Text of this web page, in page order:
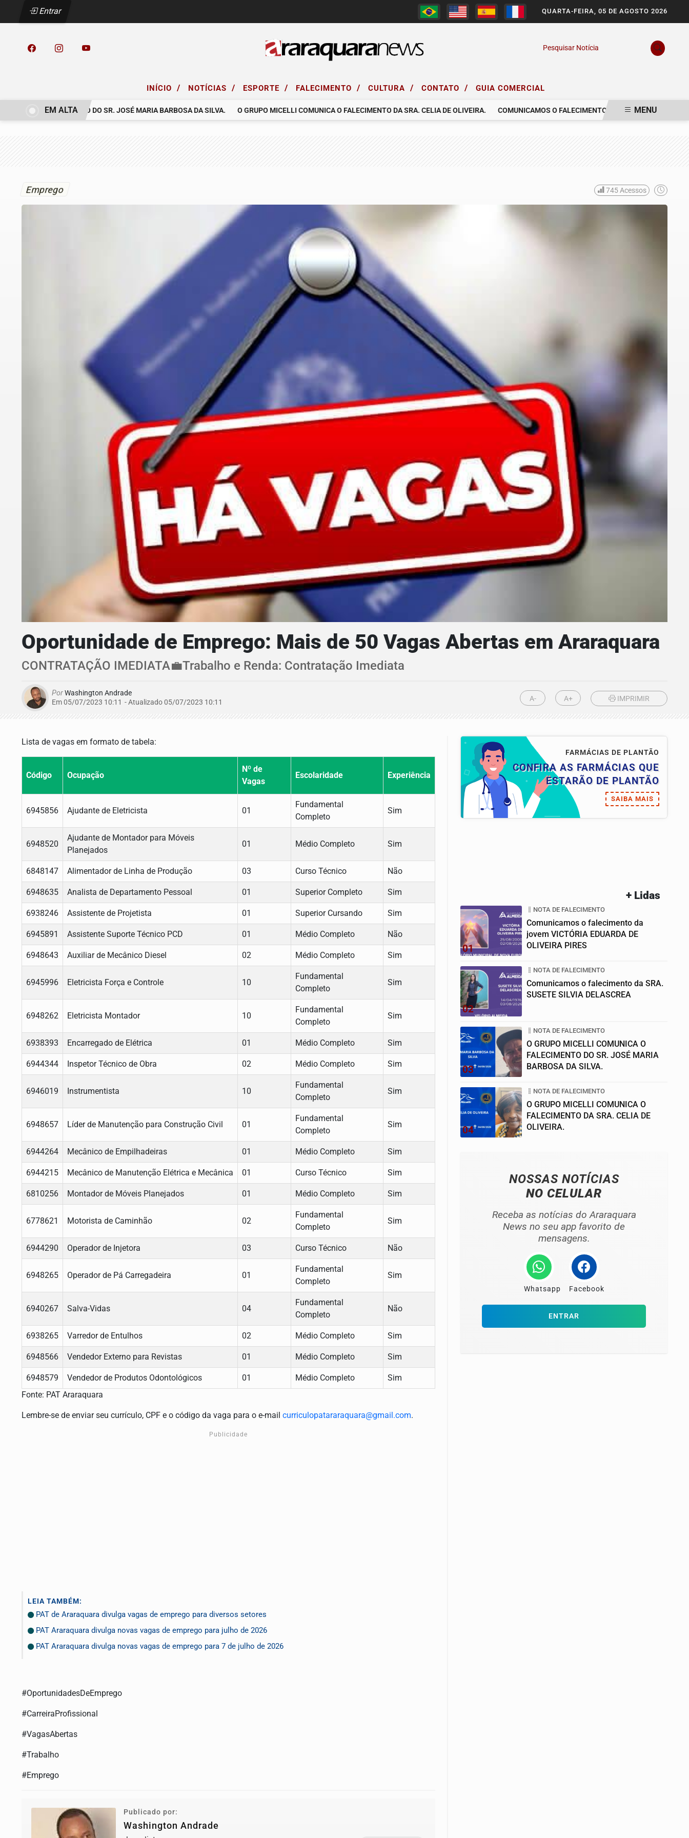
Entrar QUARTA-FEIRA, 05 DE AGOSTO 2026
Pesquisar Notícia
INÍCIO / NOTÍCIAS / ESPORTE / FALECIMENTO / CULTURA / CONTATO / GUIA COMERCIAL
O FALECIMENTO DO SR. JOSÉ MARIA BARBOSA DA SILVA. O GRUPO MICELLI COMUNICA O FALECIMENTO DA SRA. CELIA DE OLIVEIRA. COMUNICAMOS O FALECIMENTO DA SRA. CAROLINA REGINA
EM ALTA MENU
Emprego 745Acessos
Oportunidade de Emprego: Mais de 50 Vagas Abertas em Araraquara
CONTRATAÇÃO IMEDIATA💼Trabalho e Renda: Contratação Imediata
PorWashington Andrade
Em 05/07/2023 10:11 - Atualizado05/07/2023 10:11 A- A+ IMPRIMIR
Lista de vagas em formato de tabela:
Código Ocupação
Nº de
Vagas
Escolaridade Experiência
6945856 Ajudante de Eletricista 01
Fundamental
Completo
Sim
6948520
Ajudante de Montador para Móveis
Planejados
01 Médio Completo Sim
6848147 Alimentador de Linha de Produção 03 Curso Técnico Não
6948635 Analista de Departamento Pessoal 01 Superior Completo Sim
6938246 Assistente de Projetista 01 Superior Cursando Sim
6945891 Assistente Suporte Técnico PCD 01 Médio Completo Não
6948643 Auxiliar de Mecânico Diesel 02 Médio Completo Sim
6945996 Eletricista Força e Controle 10
Fundamental
Completo
Sim
6948262 Eletricista Montador 10
Fundamental
Completo
Sim
6938393 Encarregado de Elétrica 01 Médio Completo Sim
6944344 Inspetor Técnico de Obra 02 Médio Completo Sim
6946019 Instrumentista 10
Fundamental
Completo
Sim
6948657 Líder de Manutenção para Construção Civil 01
Fundamental
Completo
Sim
6944264 Mecânico de Empilhadeiras 01 Médio Completo Sim
6944215 Mecânico de Manutenção Elétrica e Mecânica 01 Curso Técnico Sim
6810256 Montador de Móveis Planejados 01 Médio Completo Sim
6778621 Motorista de Caminhão 02
Fundamental
Completo
Sim
6944290 Operador de Injetora 03 Curso Técnico Não
6948265 Operador de Pá Carregadeira 01
Fundamental
Completo
Sim
6940267 Salva-Vidas 04
Fundamental
Completo
Não
6938265 Varredor de Entulhos 02 Médio Completo Sim
6948566 Vendedor Externo para Revistas 01 Médio Completo Sim
6948579 Vendedor de Produtos Odontológicos 01 Médio Completo
Sim
Fonte: PAT Araraquara
Lembre-se de enviar seu currículo, CPF e o código da vaga para o e-mail curriculopatararaquara@gmail.com.
Publicidade
LEIA TAMBÉM:
PAT de Araraquara divulga vagas de emprego para diversos setores
PAT Araraquara divulga novas vagas de emprego para julho de 2026
PAT Araraquara divulga novas vagas de emprego para 7 de julho de 2026
#OportunidadesDeEmprego
#CarreiraProfissional
#VagasAbertas
#Trabalho
#Emprego
Publicado por:
Washington Andrade
FARMÁCIAS DE PLANTÃO
CONFIRA AS FARMÁCIAS QUE
ESTARÃO DE PLANTÃO
SAIBA MAIS
+ Lidas
01
NOTA DE FALECIMENTO
Comunicamos o falecimento da
jovem VICTÓRIA EDUARDA DE
OLIVEIRA PIRES
02
NOTA DE FALECIMENTO
Comunicamos o falecimento da SRA.
SUSETE SILVIA DELASCREA
03
NOTA DE FALECIMENTO
O GRUPO MICELLI COMUNICA O
FALECIMENTO DO SR. JOSÉ MARIA
BARBOSA DA SILVA.
04
NOTA DE FALECIMENTO
O GRUPO MICELLI COMUNICA O
FALECIMENTO DA SRA. CELIA DE
OLIVEIRA.
NOSSAS NOTÍCIAS
NO CELULAR
Receba as notícias do Araraquara
News no seu app favorito de
mensagens.
Whatsapp Facebook
ENTRAR